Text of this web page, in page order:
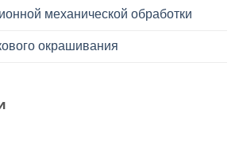
механической обработки
окрашивания